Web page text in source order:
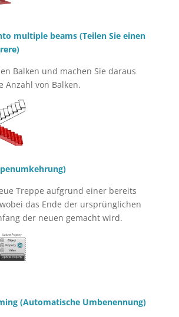
multiple beams (Teilen Sie einen
Balken und machen Sie daraus
Anzahl von Balken.
Treppe aufgrund einer bereits
das Ende der ursprünglichen
der neuen gemacht wird.
(Automatische Umbenennung)